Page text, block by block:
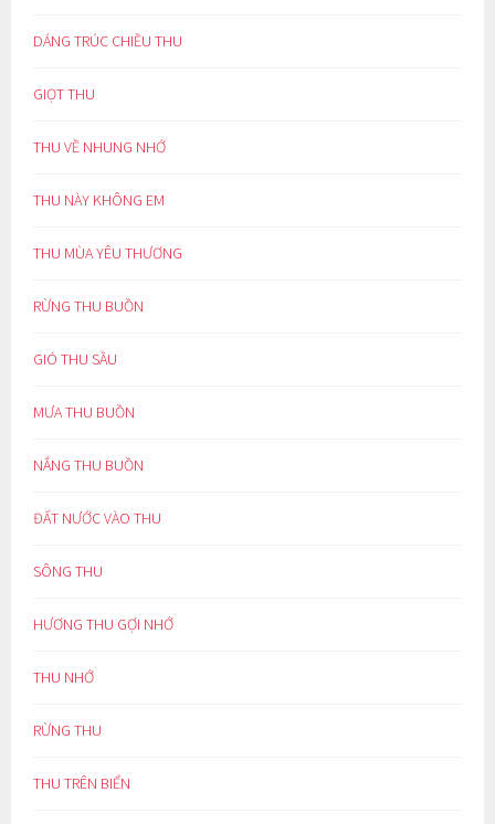
DÁNG TRÚC CHIỀU THU
GIỌT THU
THU VỀ NHUNG NHỚ
THU NÀY KHÔNG EM
THU MÙA YÊU THƯƠNG
RỪNG THU BUỒN
GIÓ THU SẦU
MƯA THU BUỒN
NẮNG THU BUỒN
ĐẤT NƯỚC VÀO THU
SÔNG THU
HƯƠNG THU GỢI NHỚ
THU NHỚ
RỪNG THU
THU TRÊN BIỂN